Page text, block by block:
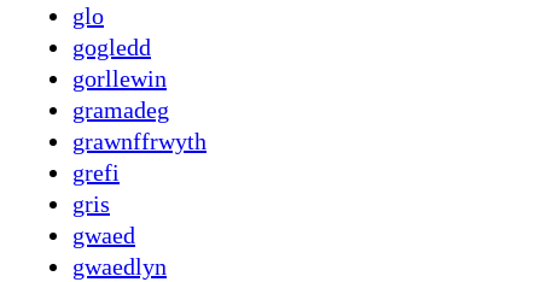
glo
gogledd
gorllewin
gramadeg
grawnffrwyth
grefi
gris
gwaed
gwaedlyn